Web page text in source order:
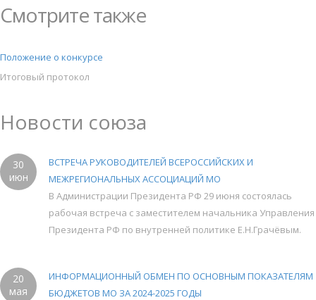
Смотрите также
Положение о конкурсе
Итоговый протокол
Новости союза
30
июн
ВСТРЕЧА РУКОВОДИТЕЛЕЙ ВСЕРОССИЙСКИХ И
МЕЖРЕГИОНАЛЬНЫХ АССОЦИАЦИЙ МО
В Администрации Президента РФ 29 июня состоялась
рабочая встреча с заместителем начальника Управления
Президента РФ по внутренней политике Е.Н.Грачёвым.
20
мая
ИНФОРМАЦИОННЫЙ ОБМЕН ПО ОСНОВНЫМ ПОКАЗАТЕЛЯМ
БЮДЖЕТОВ МО ЗА 2024-2025 ГОДЫ